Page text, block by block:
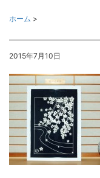
ホーム >
2015年7月10日